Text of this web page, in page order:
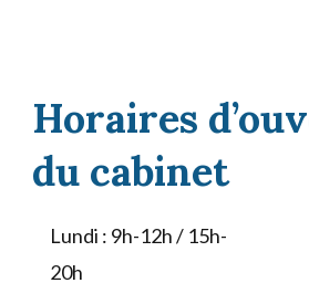
Horaires
du cabinet
Lundi : 9h-12h / 15h-
20h